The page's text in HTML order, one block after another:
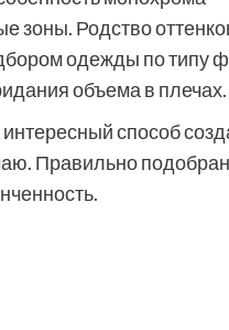
зоны. Родство
одежды по типу
объема в плечах.
способ
Правильно